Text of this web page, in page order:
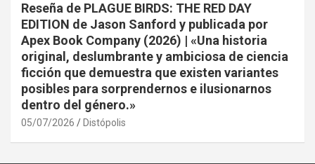
Reseña de PLAGUE BIRDS: THE RED DAY
EDITION de Jason Sanford y publicada por
Apex Book Company (2026) | «Una historia
original, deslumbrante y ambiciosa de ciencia
ficción que demuestra que existen variantes
posibles para sorprendernos e ilusionarnos
dentro del género.»
05/07/2026 Distópolis